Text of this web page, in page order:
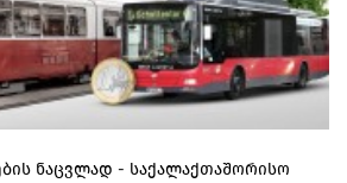
ნაცვლად - საქალაქთაშორისო